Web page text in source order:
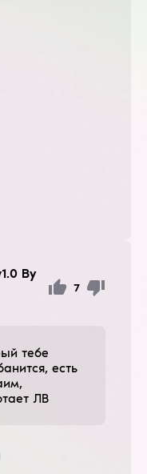
By
7
тебе
есть
ЛВ